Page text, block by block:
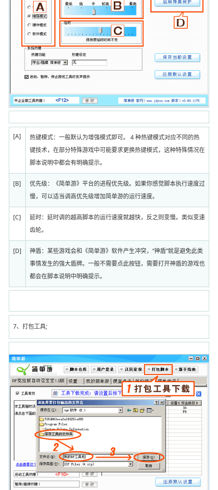
[A]
热键模式：一般默认为增强模式即可。 4 种热键模式对应不同的热
键技术，在部分特殊游戏中可能要求更换热键模式，这种特殊情况在
脚本说明中都会有明确提示。
[B]
优先级：《简单游》平台的进程优先级。如果你感觉脚本执行速度过
慢，可以适当调高优先级增加简单游的运行速度。
[C]
延时：延时调的越高脚本的运行速度就越快，反之则变慢。类似变速
齿轮。
[D]
神盾：某些游戏会和《简单游》软件产生冲突，“神盾”就是避免此类
事情发生的强大盾牌。一般不需要点此按钮，需要打开神盾的游戏也
都会在脚本说明中明确提示。
7、打包工具;